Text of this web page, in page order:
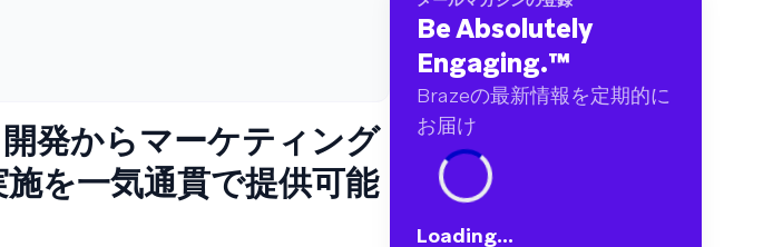
発からマーケティング
を一気通貫で提供可能
Be Absolutely
Engaging.™
Brazeの最新情報を定期的に
お届け
Loading...